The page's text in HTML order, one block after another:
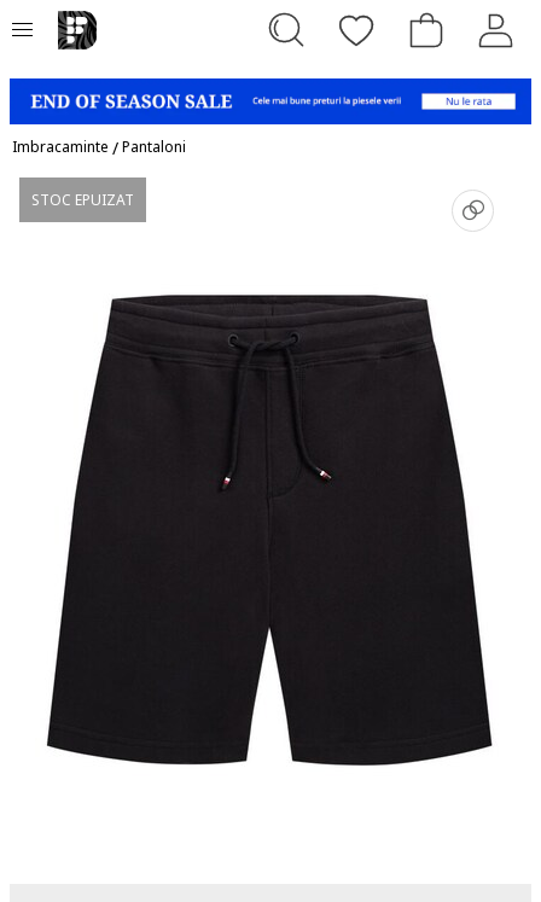
Imbracaminte /Pantaloni
STOC EPUIZAT